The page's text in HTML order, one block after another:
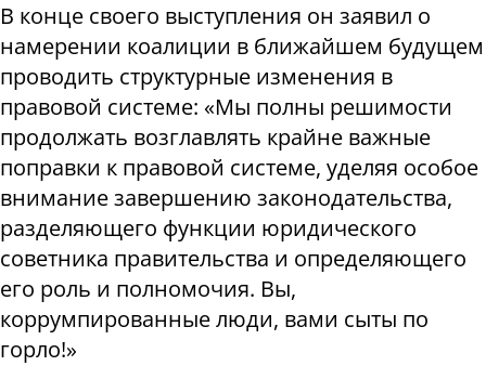
В конце своего выступления он заявил о
намерении коалиции в ближайшем будущем
проводить структурные изменения в
правовой системе: «Мы полны решимости
продолжать возглавлять крайне важные
поправки к правовой системе, уделяя особое
внимание завершению законодательства,
разделяющего функции юридического
советника правительства и определяющего
его роль и полномочия. Вы,
коррумпированные люди, вами сыты по
горло!»